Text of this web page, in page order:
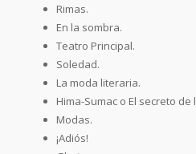
Rimas.
En la sombra.
Teatro Principal.
Soledad.
La moda literaria.
Hima-Sumac o El secreto
Modas.
¡Adiós!